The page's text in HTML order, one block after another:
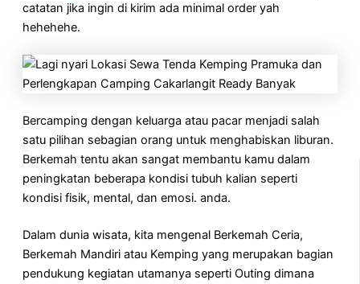
catatan jika ingin di kirim ada minimal order yah
hehehehe.
Bercamping dengan keluarga atau pacar menjadi salah
satu pilihan sebagian orang untuk menghabiskan liburan.
Berkemah tentu akan sangat membantu kamu dalam
peningkatan beberapa kondisi tubuh kalian seperti
kondisi fisik, mental, dan emosi. anda.
Dalam dunia wisata, kita mengenal Berkemah Ceria,
Berkemah Mandiri atau Kemping yang merupakan bagian
pendukung kegiatan utamanya seperti Outing dimana